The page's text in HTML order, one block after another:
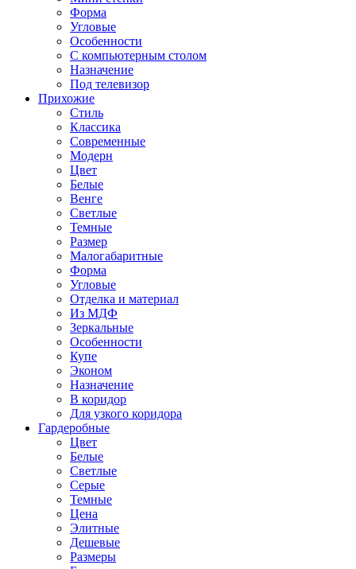
Форма
Угловые
Особенности
С компьютерным столом
Назначение
Под телевизор
Прихожие
Стиль
Классика
Современные
Модерн
Цвет
Белые
Венге
Светлые
Темные
Размер
Малогабаритные
Форма
Угловые
Отделка и материал
Из МДФ
Зеркальные
Особенности
Купе
Эконом
Назначение
В коридор
Для узкого коридора
Гардеробные
Цвет
Белые
Светлые
Серые
Темные
Цена
Элитные
Дешевые
Размеры